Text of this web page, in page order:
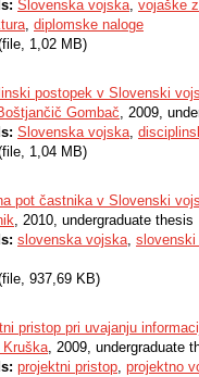
Slovenska vojska, vojaške
, diplomske naloge
1,02 MB)
postopek v Slovenski
Gombač, 2009,
Slovenska vojska,
1,04 MB)
pot častnika v Slovenski
, 2010, undergraduate thesis
slovenska vojska,
937,69 KB)
pristop pri uvajanju
Kruška, 2009, undergraduate
projektni pristop, projektno